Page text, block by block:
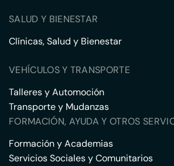
SALUD Y BIENESTAR
Clínicas, Salud y Bienestar
VEHÍCULOS Y TRANSPORTE
Talleres y Automoción
Transporte y Mudanzas
FORMACIÓN, AYUDA Y OTROS
Formación y Academias
Servicios Sociales y Comunitarios